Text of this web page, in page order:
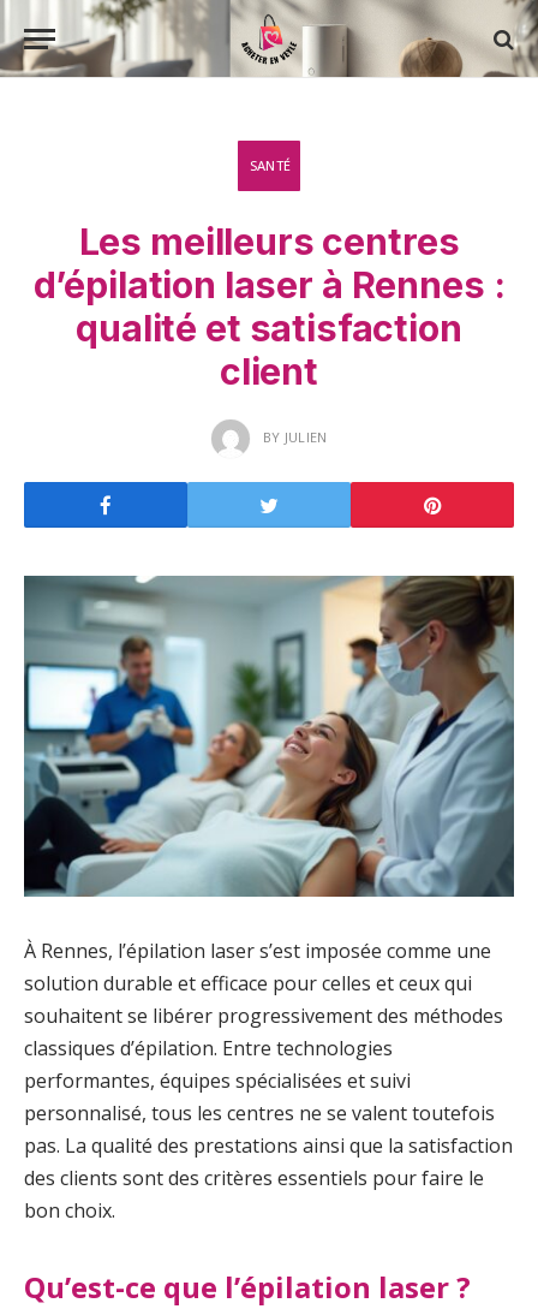
SANTÉ
Les meilleurs centres
d’épilation laser à Rennes :
qualité et satisfaction
client
BY JULIEN
À Rennes, l’épilation laser s’est imposée comme une
solution durable et efficace pour celles et ceux qui
souhaitent se libérer progressivement des méthodes
classiques d’épilation. Entre technologies
performantes, équipes spécialisées et suivi
personnalisé, tous les centres ne se valent toutefois
pas. La qualité des prestations ainsi que la satisfaction
des clients sont des critères essentiels pour faire le
bon choix.
Qu’est-ce que l’épilation laser ?